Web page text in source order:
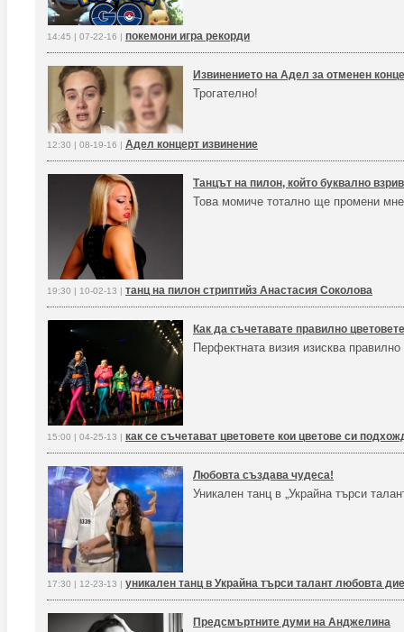
14:45 | 07-22-16 | покемони игра рекорди
Извинението на Адел за отменен
Трогателно!
12:30 | 08-19-16 | Адел концерт извинение
Танцът на пилон, който буквално
Това момиче тотално ще промени
19:30 | 10-02-13 | танц на пилон стриптийз Анастасия Соколова
Как да съчетавате правилно
Перфектната визия изисква
15:00 | 04-25-13 | как се съчетават цветовете кои цветове си
Любовта създава чудеса!
Уникален танц в „Украйна търси
17:30 | 12-23-13 | уникален танц в Украйна търси талант любовта
Предсмъртните думи на Анджелина